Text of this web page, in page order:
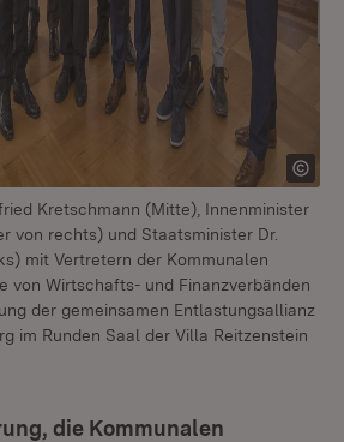
Kretschmann (Mitte), Innenminister
von rechts) und Staatsminister Dr.
mit Vertretern der Kommunalen
von Wirtschafts- und Finanzverbänden
der gemeinsamen Entlastungsallianz
im Runden Saal der Villa Reitzenstein
die Kommunalen